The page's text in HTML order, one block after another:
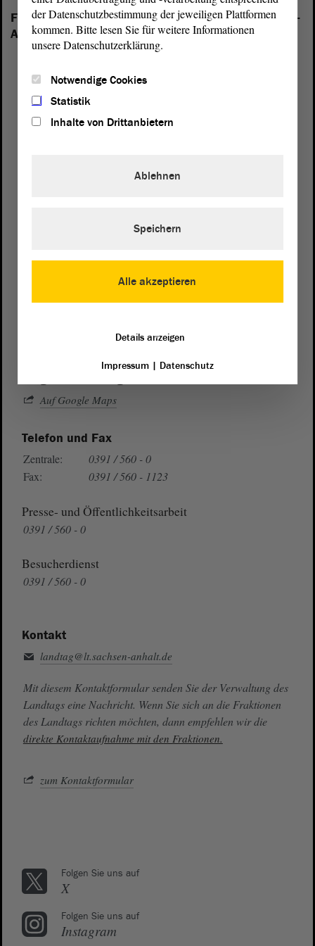
Folgende Fraktionen sind im Landtag von Sachsen-
Anhalt vertreten:
Landtagvon Sachsen-Anhalt
Auf Google Maps
Telefon und Fax
Zentrale:
0391 / 560 - 0
Fax:
0391 / 560 - 1123
Presse- und Öffentlichkeitsarbeit
0391 / 560 - 0
Besucherdienst
0391 / 560 - 0
Kontakt
landtag@lt.sachsen-anhalt.de
Mit diesem Kontaktformular senden Sie der Verwaltung des
Landtags eine Nachricht. Wenn Sie sich an die Fraktionen
des Landtags richten möchten, dann empfehlen wir die
direkte Kontaktaufnahme mit den Fraktionen.
zum Kontaktformular
Folgen Sie uns auf
X
Folgen Sie uns auf
Instagram
der Datenschutzbestimmung der jeweiligen Plattformen
kommen. Bitte lesen Sie für weitere Informationen
unsere Datenschutzerklärung.
Notwendige Cookies
Statistik
Inhalte von Drittanbietern
Alle akzeptieren
Ablehnen
Speichern
Details anzeigen
Impressum| Datenschutz